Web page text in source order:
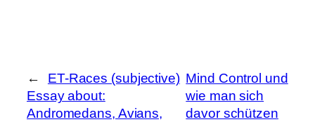
←
ET-Races (subjective)
Essay about:
Andromedans, Avians,
Mind Control und
wie man sich
davor schützen